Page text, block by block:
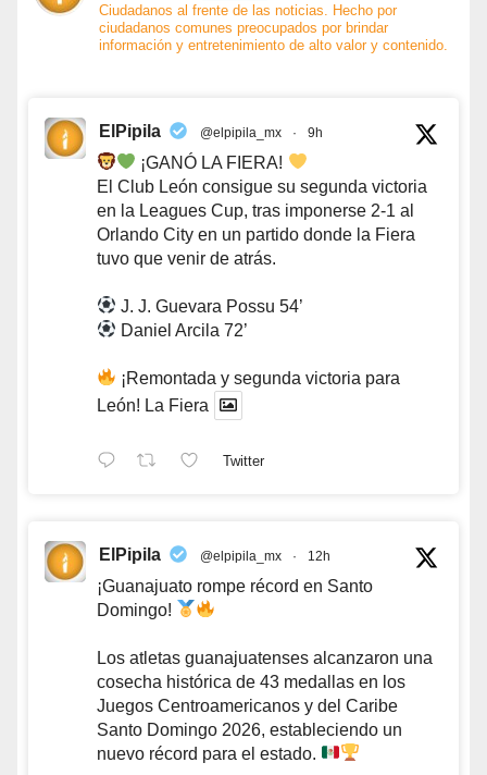
Ciudadanos al frente de las noticias. Hecho por
ciudadanos comunes preocupados por brindar
información y entretenimiento de alto valor y contenido.
ElPipila @elpipila_mx · 9h
¡GANÓ LA FIERA!
El Club León consigue su segunda victoria
en la Leagues Cup, tras imponerse 2-1 al
Orlando City en un partido donde la Fiera
tuvo que venir de atrás.
J. J. Guevara Possu 54’
Daniel Arcila 72’
¡Remontada y segunda victoria para
León! La Fiera
Twitter
ElPipila @elpipila_mx · 12h
¡Guanajuato rompe récord en Santo
Domingo!
Los atletas guanajuatenses alcanzaron una
cosecha histórica de 43 medallas en los
Juegos Centroamericanos y del Caribe
Santo Domingo 2026, estableciendo un
nuevo récord para el estado.